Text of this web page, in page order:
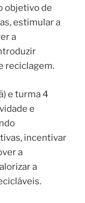
objetivo de
estimular a
a
reciclagem.
e turma 4
e
incentivar
a
a